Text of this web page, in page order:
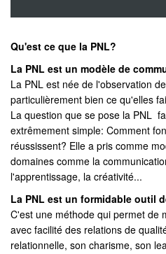
Qu'est ce que la PNL?
La PNL est un modèle de
La PNL est née de l'observation
particulièrement bien ce qu'elles
La question que se pose la PNL
extrêmement simple: Comment
réussissent? Elle a pris comme
domaines comme la
l'apprentissage, la créativité...
La PNL est un formidable outil
C'est une méthode qui permet de
avec facilité des relations de
relationnelle, son charisme, son